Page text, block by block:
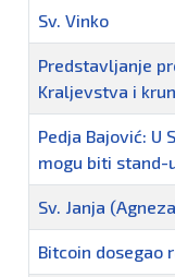
Sv. Vinko
Predstavljanje
Kraljevstva i
Pedja Bajović: U
mogu biti stand-
Sv. Janja
Bitcoin dosegao